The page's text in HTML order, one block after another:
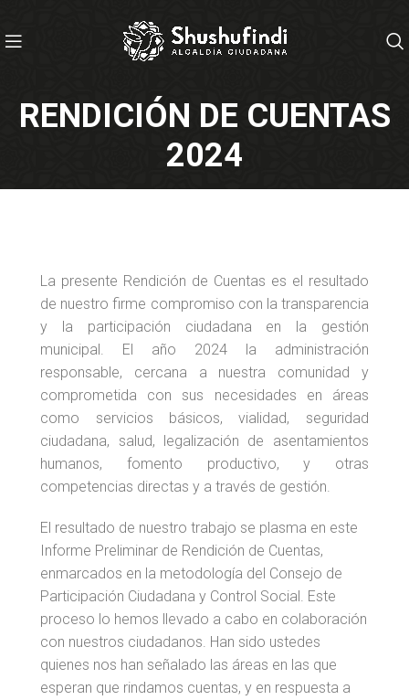
RENDICIÓN DE CUENTAS
2024
La presente Rendición de Cuentas es el resultado
de nuestro firme compromiso con la transparencia
y la participación ciudadana en la gestión
municipal. El año 2024 la administración
responsable, cercana a nuestra comunidad y
comprometida con sus necesidades en áreas
como servicios básicos, vialidad, seguridad
ciudadana, salud, legalización de asentamientos
humanos, fomento productivo, y otras
competencias directas y a través de gestión.
El resultado de nuestro trabajo se plasma en este
Informe Preliminar de Rendición de Cuentas,
enmarcados en la metodología del Consejo de
Participación Ciudadana y Control Social. Este
proceso lo hemos llevado a cabo en colaboración
con nuestros ciudadanos. Han sido ustedes
quienes nos han señalado las áreas en las que
esperan que rindamos cuentas, y en respuesta a